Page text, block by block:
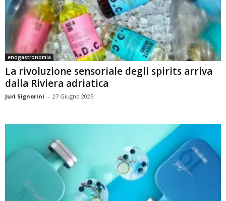
enogastronomia
La rivoluzione sensoriale degli spirits arriva
dalla Riviera adriatica
Juri Signorini - 27 Giugno 2025